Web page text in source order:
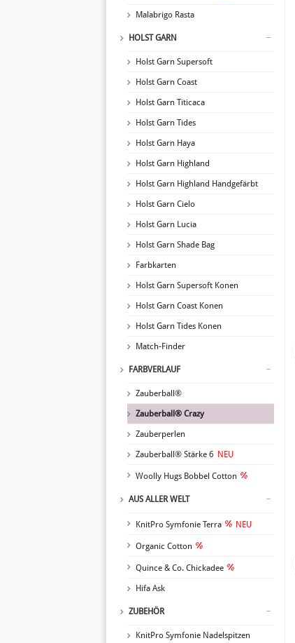
Malabrigo Rasta
HOLST GARN
Holst Garn Supersoft
Holst Garn Coast
Holst Garn Titicaca
Holst Garn Tides
Holst Garn Haya
Holst Garn Highland
Holst Garn Highland Handgefärbt
Holst Garn Cielo
Holst Garn Lucia
Holst Garn Shade Bag
Farbkarten
Holst Garn Supersoft Konen
Holst Garn Coast Konen
Holst Garn Tides Konen
Match-Finder
FARBVERLAUF
Zauberball®
Zauberball® Crazy
Zauberperlen
Zauberball® Stärke 6 NEU
Woolly Hugs Bobbel Cotton
AUS ALLER WELT
KnitPro Symfonie Terra NEU
Organic Cotton
Quince & Co. Chickadee
Hifa Ask
ZUBEHÖR
KnitPro Symfonie Nadelspitzen